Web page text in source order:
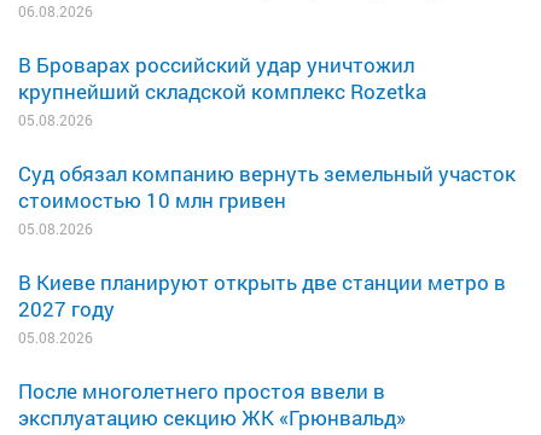
06.08.2026
В Броварах российский удар уничтожил
крупнейший складской комплекс Rozetka
05.08.2026
Суд обязал компанию вернуть земельный участок
стоимостью 10 млн гривен
05.08.2026
В Киеве планируют открыть две станции метро в
2027 году
05.08.2026
После многолетнего простоя ввели в
эксплуатацию секцию ЖК «Грюнвальд»